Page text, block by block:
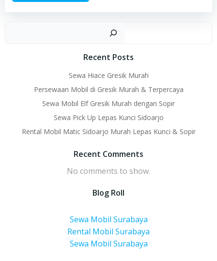
Recent Posts
Sewa Hiace Gresik Murah
Persewaan Mobil di Gresik Murah & Terpercaya
Sewa Mobil Elf Gresik Murah dengan Sopir
Sewa Pick Up Lepas Kunci Sidoarjo
Rental Mobil Matic Sidoarjo Murah Lepas Kunci & Sopir
Recent Comments
No comments to show.
Blog Roll
Sewa Mobil Surabaya
Rental Mobil Surabaya
Sewa Mobil Surabaya